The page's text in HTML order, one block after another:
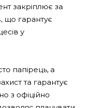
закріплює за
що гарантує
у
папірець, а
та гарантує
з офіційно